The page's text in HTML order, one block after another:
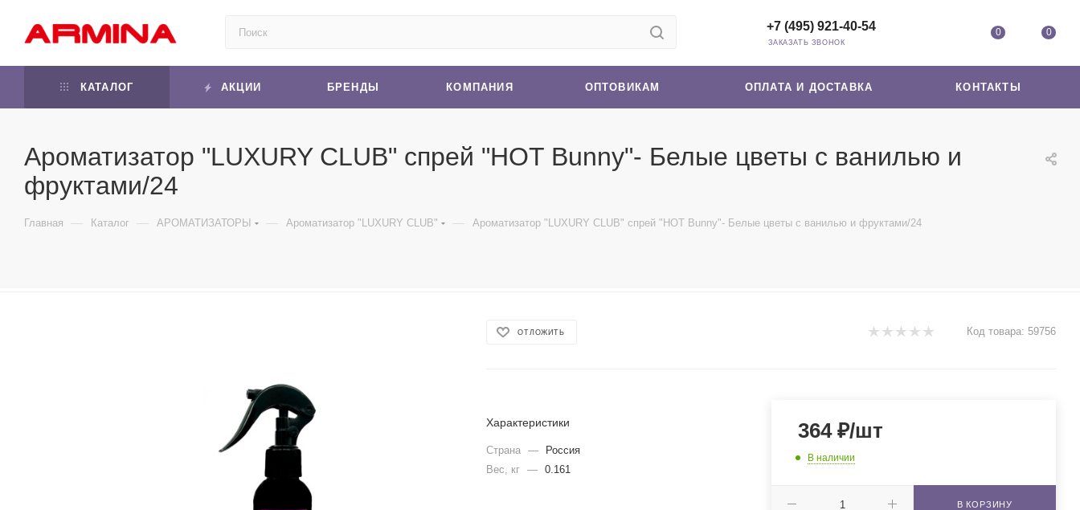
0 0
+7 (495) 921-40-54
ЗАКАЗАТЬ ЗВОНОК
КАТАЛОГ АКЦИИ БРЕНДЫ КОМПАНИЯ ОПТОВИКАМ ОПЛАТА И ДОСТАВКА КОНТАКТЫ
Ароматизатор "LUXURY CLUB" спрей "HOT Bunny"- Белые цветы с ванилью и
фруктами/24
Главная — Каталог — АРОМАТИЗАТОРЫ — Ароматизатор "LUXURY CLUB" — Ароматизатор "LUXURY CLUB" спрей "HOT Bunny"- Белые цветы с ванилью и фруктами/24
ОТЛОЖИТЬ Код товара: 59756
Характеристики
Страна —
Россия
Вес, кг
— 0.161
364₽/шт
В наличии
В КОРЗИНУ